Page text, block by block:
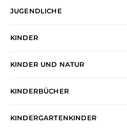
JUGENDLICHE
KINDER
KINDER UND NATUR
KINDERBÜCHER
KINDERGARTENKINDER